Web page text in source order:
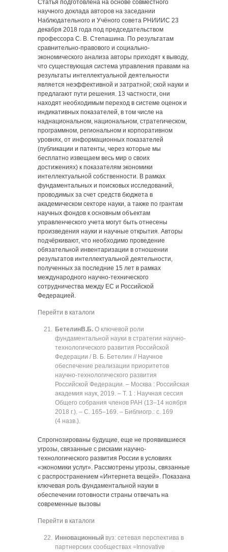
Статья подготовлена на основе совместного
научного доклада авторов на заседании
Наблюдательного и Учёного совета РНИИИС 23
декабря 2018 года под председательством
профессора С. В. Степашина. По результатам
сравнительно-правового и социально-
экономического анализа авторы приходят к выводу,
что существующая система управления правами на
результаты интеллектуальной деятельности
является неэффективной и затратной; ской науки и
предлагают пути решения. 13 частности, они
находят необходимым переход в системе оценок и
индикативных показателей, в том числе на
наднациональном, национальном, стратегическом,
программном, региональном и корпоративном
уровнях, от информационных показателей
(публикации и патенты, через которые мы
бесплатно извещаем весь мир о своих
достижениях) к показателям экономики
интеллектуальной собственности. В рамках
фундаментальных и поисковых исследований,
проводимых за счет средств бюджета в
академическом секторе науки, а также по грантам
научных фондов к основным объектам
управленческого учета могут быть отнесены
произведения науки и научные открытия. Авторы
подчёркивают, что необходимо проведение
обязательной инвентаризации в отношении
результатов интеллектуальной деятельности,
полученных за последние 15 лет в рамках
международного научно-технического
сотрудничества между ЕС и Российской
Федерацией.
Перейти в каталоги
БетелинВ.Б. О ключевой роли
фундаментальной науки в стратегии научно-
технологического развития Российской
Федерации / В. Б. Бетелин // Научное
обеспечение реализации приоритетов
научно-технологического развития
Российской Федерации. ‒ Москва : Российская
академия наук, 2019. ‒ Т. 1 : Научная сессия
Общего собрания членов РАН (13‒14 ноября
2018 г.). ‒ C. 165‒169. ‒ Библиогр.: с. 169
(4 назв.).
Спрогнозированы будущие, еще не проявившиеся
угрозы, связанные с рисками научно-
технологического развития России в условиях
«экономики услуг». Рассмотрены угрозы, связанные
с распространением «Интернета вещей». Показана
ключевая роль фундаментальной науки в
обеспечении готовности страны отвечать на
современные вызовы
Перейти в каталоги
Инновационный вуз: сетевая перспектива в
партнерских сообществах =Innovative